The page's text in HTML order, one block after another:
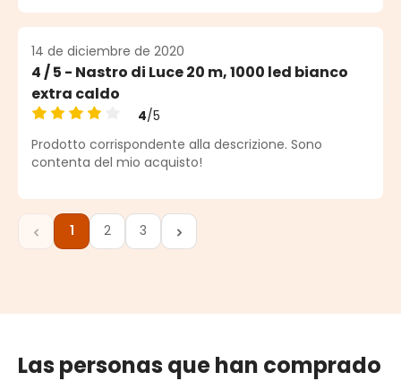
14 de diciembre de 2020
4 / 5 - Nastro di Luce 20 m, 1000 led bianco
extra caldo
Calificación promedio de 4 de 5 estrellas
4/5
Prodotto corrispondente alla descrizione. Sono
contenta del mio acquisto!
Página
1 Página
2 Página
3
Las personas que han comprado